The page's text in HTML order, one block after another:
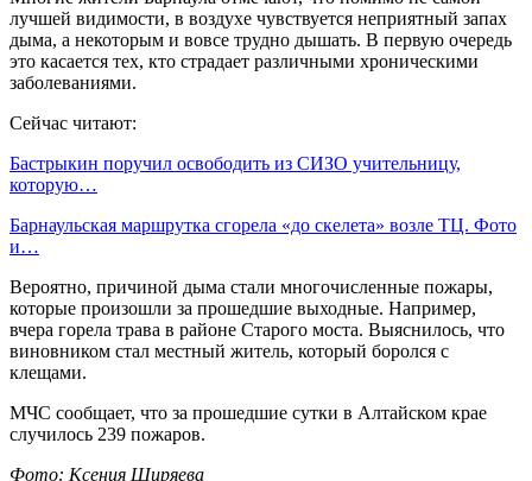
лучшей видимости, в воздухе чувствуется неприятный запах
дыма, а некоторым и вовсе трудно дышать. В первую очередь
это касается тех, кто страдает различными хроническими
заболеваниями.
Сейчас читают:
Бастрыкин поручил освободить из СИЗО учительницу,
которую…
Барнаульская маршрутка сгорела «до скелета» возле ТЦ. Фото
и…
Вероятно, причиной дыма стали многочисленные пожары,
которые произошли за прошедшие выходные. Например,
вчера горела трава в районе Старого моста. Выяснилось, что
виновником стал местный житель, который боролся с
клещами.
МЧС сообщает, что за прошедшие сутки в Алтайском крае
случилось 239 пожаров.
Фото: Ксения Ширяева